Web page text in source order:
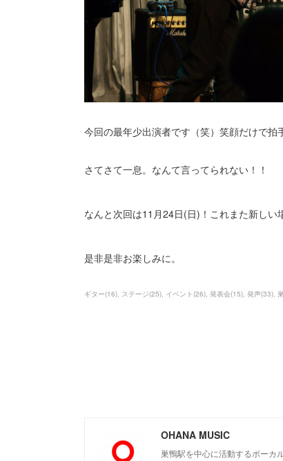
今回の最年少出演者です（笑）笑顔だけで拍
さてさて一息。なんて言ってられない！！
なんと次回は11月24日(日)！これまた新し
是非是非お楽しみに。
ギター(16) ステージ(25) イベント (26) 発表会(15) 発声(33)
OHANA MUSIC
巣鴨駅を中心に活動するボーカ